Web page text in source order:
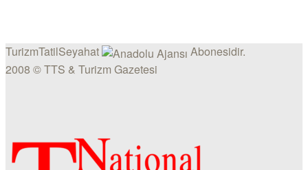
TurizmTatilSeyahat
Abonesidir.
2008 © TTS & Turizm Gazetesi